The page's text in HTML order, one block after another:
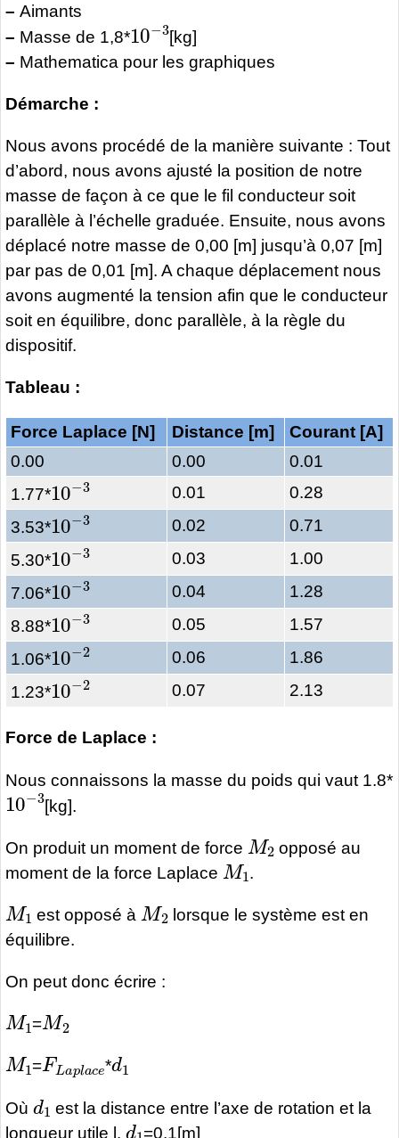
– Aimants
– Masse de 1,8*
10−3
[kg]
– Mathematica pour les graphiques
Démarche :
Nous avons procédé de la manière suivante : Tout
d’abord, nous avons ajusté la position de notre
masse de façon à ce que le fil conducteur soit
parallèle à l’échelle graduée. Ensuite, nous avons
déplacé notre masse de 0,00 [m] jusqu’à 0,07 [m]
par pas de 0,01 [m]. A chaque déplacement nous
avons augmenté la tension afin que le conducteur
soit en équilibre, donc parallèle, à la règle du
dispositif.
Tableau :
Force Laplace [N] Distance [m]
Courant [A]
0.00
0.00
0.01
1.77*
10−3 0.01
0.28
3.53*
10−3 0.02
0.71
5.30*
10−3 0.03
1.00
7.06*
10−3 0.04
1.28
8.88*
10−3 0.05
1.57
1.06*
10−2 0.06
1.86
1.23*
10−2 0.07 2.13
Force de Laplace :
Nous connaissons la masse du poids qui vaut 1.8*
10−3
[kg].
On produit un moment de force
M2
opposé au
moment de la force Laplace
M1
.
M1
est opposé à
M2
lorsque le système est en
équilibre.
On peut donc écrire :
M1
=
M2
M1
=
FL c e
*
d
Où
d
est la distance entre l’axe de rotation et la
longueur utile l.
d1
=0.1[m]